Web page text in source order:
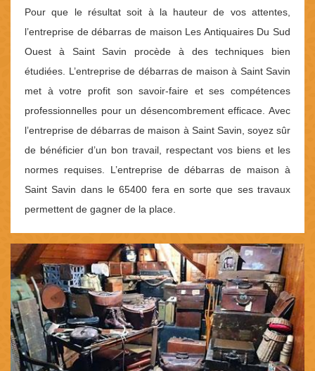
Pour que le résultat soit à la hauteur de vos attentes,
l’entreprise de débarras de maison Les Antiquaires Du Sud
Ouest à Saint Savin procède à des techniques bien
étudiées. L’entreprise de débarras de maison à Saint Savin
met à votre profit son savoir-faire et ses compétences
professionnelles pour un désencombrement efficace. Avec
l’entreprise de débarras de maison à Saint Savin, soyez sûr
de bénéficier d’un bon travail, respectant vos biens et les
normes requises. L’entreprise de débarras de maison à
Saint Savin dans le 65400 fera en sorte que ses travaux
permettent de gagner de la place.